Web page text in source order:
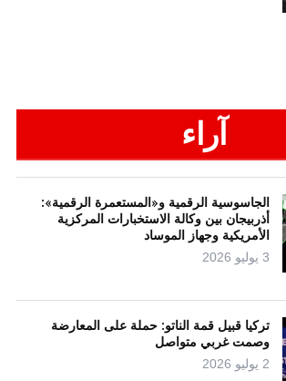
آراء
الجاسوسية الرقمية و«المستعمرة الرقمية»:
أذربيجان بين وكالة الاستخبارات المركزية
الأمريكية وجهاز الموساد
3 يوليو 2026
تركيا قبيل قمة الناتو: حملة على المعارضة
وصمت غربي متواصل
2 يوليو 2026